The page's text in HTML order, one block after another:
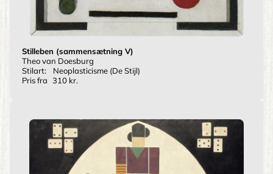
Stilleben (sammensætning V)
Theo van Doesburg
Stilart:
Neoplasticisme (De Stijl)
Pris fra 310 kr.